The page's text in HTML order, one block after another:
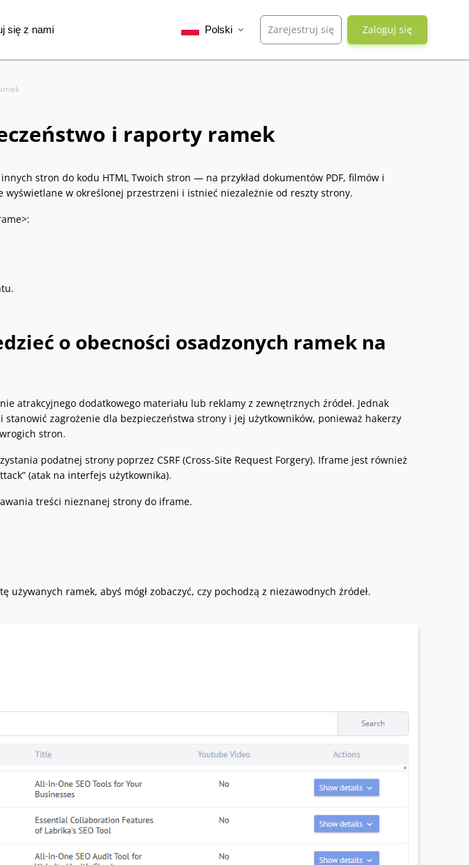
się z nami Polski expand_more Zarejestruj się Zaloguj się
i raporty ramek
stron do kodu HTML Twoich stron — na przykład dokumentów PDF, filmów i
w określonej przestrzeni i istnieć niezależnie od reszty strony.
o obecności osadzonych ramek na
atrakcyjnego dodatkowego materiału lub reklamy z zewnętrznych źródeł. Jednak
zagrożenie dla bezpieczeństwa strony i jej użytkowników, ponieważ hakerzy
stron.
podatnej strony poprzez CSRF (Cross-Site Request Forgery). Iframe jest również
(atak na interfejs użytkownika).
treści nieznanej strony do iframe.
używanych ramek, abyś mógł zobaczyć, czy pochodzą z niezawodnych źródeł.